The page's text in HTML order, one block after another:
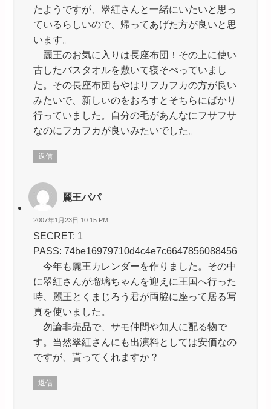
たようですが、翠紅さんと一緒にいたいと思っ
ているらしいので、帰ってあげた方が良いと思
います。
麗王のお気に入りは長座布団！その上に使い
古したバスタオルを敷いて寝そべっていまし
た。その長座布団もやはりフカフカの方が良い
みたいで、新しいのをおろすとそちらにばかり
行っていました。自分の毛があんなにフサフサ
なのにフカフカが良いみたいでした。
返信
麗王パパ
2007年1月23日 10:15 PM
SECRET: 1
PASS: 74be16979710d4c4e7c6647856088456
今年も麗王カレンダーを作りました。その中
に翠紅さんが瑠璃ちゃんを迎えに王国へ行った
時、麗王とくまじろう君が両脇に座って居る写
真を使いました。
勿論非売品で、サモ仲間や知人に配る物で
す。当然翠紅さんにも出演料としては安価なの
ですが、貰ってくれますか？
返信